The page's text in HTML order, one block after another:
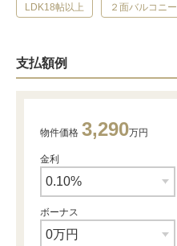
LDK18帖以上 ２面バルコニー
支払額例
物件価格 3,290万円
金利
ボーナス